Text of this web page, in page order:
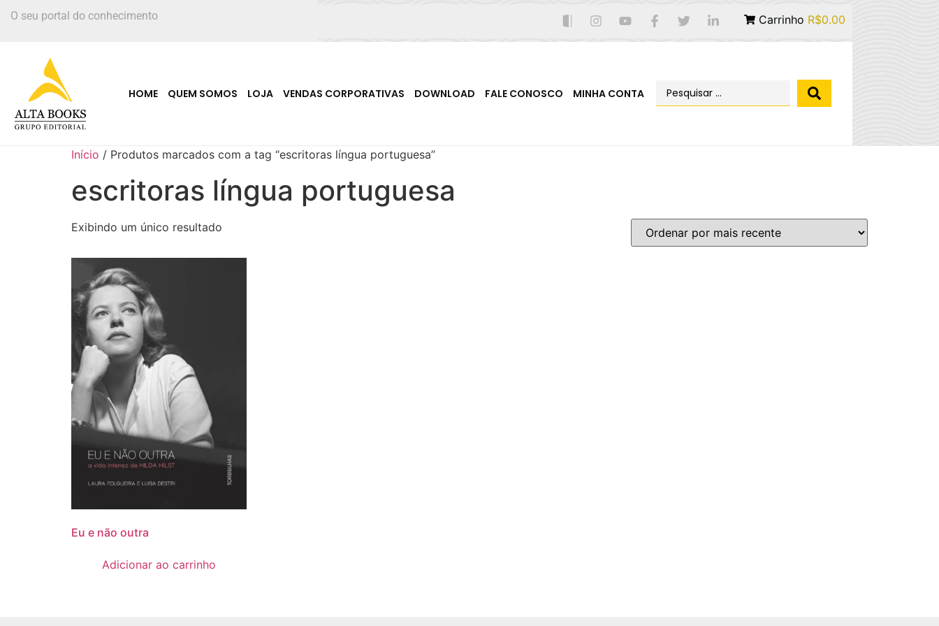
O seu portal do conhecimento Carrinho R$0.00
HOME QUEM SOMOS LOJA VENDAS CORPORATIVAS DOWNLOAD FALE CONOSCO MINHA CONTA
Início / Produtos marcados com a tag “escritoras língua portuguesa”
escritoras língua portuguesa
Exibindo um único resultado
Eu e não outra
Adicionar ao carrinho